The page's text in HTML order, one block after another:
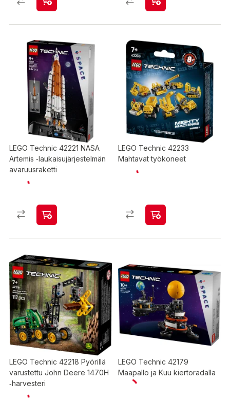
LEGO Technic 42221 NASA
Artemis ‑laukaisujärjestelmän
avaruusraketti
LEGO Technic 42233
Mahtavat työkoneet
LEGO Technic 42218 Pyörillä
varustettu John Deere 1470H
‑harvesteri
LEGO Technic 42179
Maapallo ja Kuu kiertoradalla